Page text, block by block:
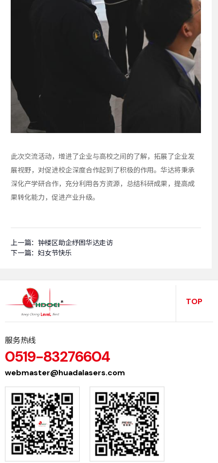
此次交流活动，增进了企业与高校之间的了解，拓展了企业发
展视野，对促进校企深度合作起到了积极的作用。华达将秉承
深化产学研合作，充分利用各方资源，总结科研成果，提高成
果转化能力，促进产业升级。
上一篇： 钟楼区助企纾困华达走访
下一篇： 妇女节快乐
TOP
服务热线
0519-83276604
webmaster@huadalasers.com